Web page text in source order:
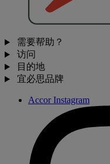
需要帮助？
访问
目的地
宜必思品牌
Accor Instagram